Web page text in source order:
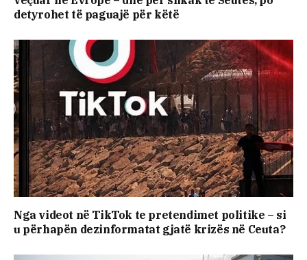
detyrohet të paguajë për këtë
Nga videot në TikTok te pretendimet politike – si
u përhapën dezinformatat gjatë krizës në Ceuta?